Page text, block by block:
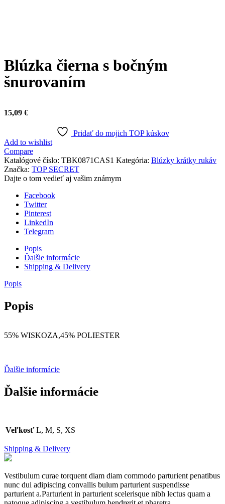
Blúzka čierna s bočným
šnurovaním
15,09 €
Pridať do mojich TOP kúskov
Add to wishlist
Compare
Katalógové číslo: TBK0871CAS1 Kategória: Blúzky krátky rukáv
Značka: TOP SECRET
Dajte o tom vedieť aj vašim známym
Facebook
Twitter
Pinterest
LinkedIn
Telegram
Popis
Ďalšie informácie
Shipping & Delivery
Popis
Popis
55% WISKOZA,45% POLIESTER
Ďalšie informácie
Ďalšie informácie
Veľkosť L, M, S, XS
Shipping & Delivery
Vestibulum curae torquent diam diam commodo parturient penatibus
nunc dui adipiscing convallis bulum parturient suspendisse
parturient a.Parturient in parturient scelerisque nibh lectus quam a